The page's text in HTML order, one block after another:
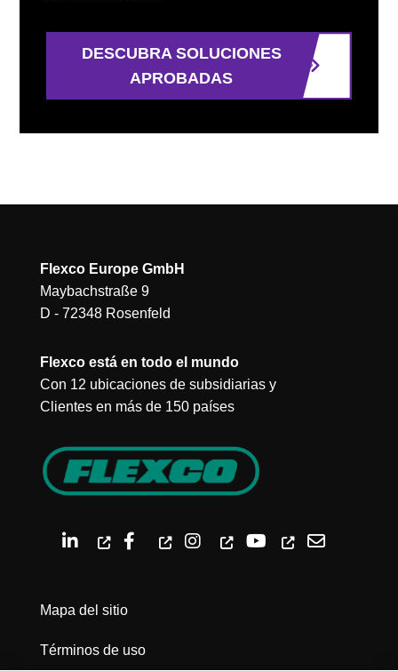
DESCUBRA SOLUCIONES
APROBADAS
Flexco Europe GmbH
Maybachstraße 9
D - 72348 Rosenfeld
Flexco está en todo el mundo
Con 12 ubicaciones de subsidiarias y
Clientes en más de 150 países
Mapa del sitio
Términos de uso